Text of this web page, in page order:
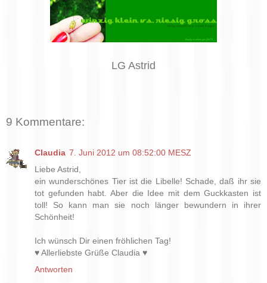
LG Astrid
9 Kommentare:
Claudia 7. Juni 2012 um 08:52:00 MESZ
Liebe Astrid,
ein wunderschönes Tier ist die Libelle! Schade, daß ihr sie
tot gefunden habt. Aber die Idee mit dem Guckkasten ist
toll! So kann man sie noch länger bewundern in ihrer
Schönheit!
Ich wünsch Dir einen fröhlichen Tag!
♥ Allerliebste Grüße Claudia ♥
Antworten